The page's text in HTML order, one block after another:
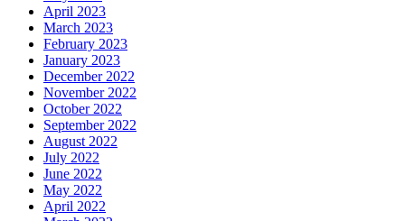
April 2023
March 2023
February 2023
January 2023
December 2022
November 2022
October 2022
September 2022
August 2022
July 2022
June 2022
May 2022
April 2022